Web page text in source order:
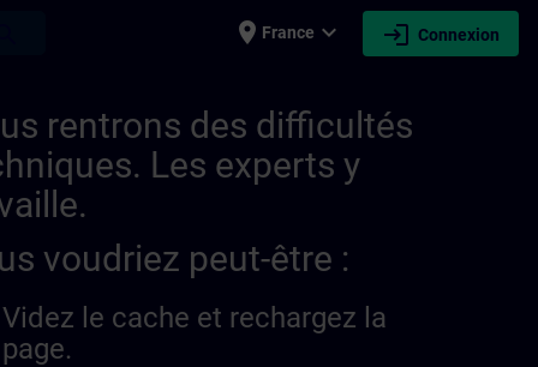
place France expand_more login Connexion
rentrons des difficultés
Les experts y
voudriez peut-être :
Videz le cache et rechargez la
page.